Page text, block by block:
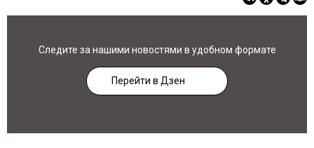
Следите за нашими новостями в удобном формате
Перейти в Дзен